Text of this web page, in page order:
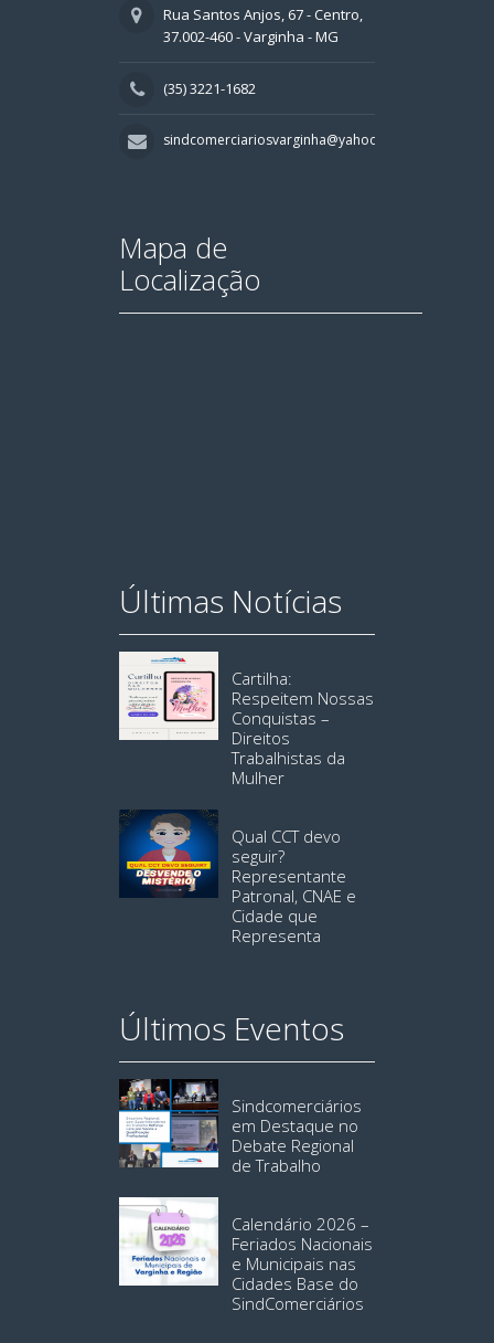
Rua Santos Anjos, 67 - Centro,
37.002-460 - Varginha - MG
(35) 3221-1682
sindcomerciariosvarginha@yahoo.com.br
Mapa de
Localização
Últimas Notícias
Cartilha:
Respeitem Nossas
Conquistas –
Direitos
Trabalhistas da
Mulher
Qual CCT devo
seguir?
Representante
Patronal, CNAE e
Cidade que
Representa
Últimos Eventos
Sindcomerciários
em Destaque no
Debate Regional
de Trabalho
Calendário 2026 –
Feriados Nacionais
e Municipais nas
Cidades Base do
SindComerciários